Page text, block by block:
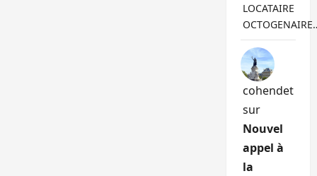
LOCATAIRE
cohendet
sur
Nouvel
appel à
la